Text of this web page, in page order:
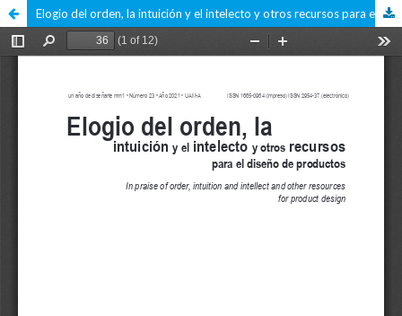
Elogio del orden, la intuición y el intelecto y otros recursos para el diseño de productos